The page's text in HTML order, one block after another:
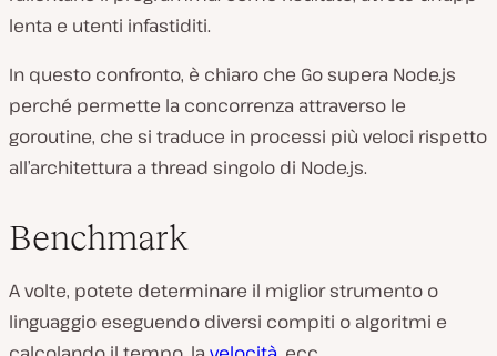
lenta e utenti infastiditi.
In questo confronto, è chiaro che Go supera Node.js
perché permette la concorrenza attraverso le
goroutine, che si traduce in processi più veloci rispetto
all’architettura a thread singolo di Node.js.
Benchmark
A volte, potete determinare il miglior strumento o
linguaggio eseguendo diversi compiti o algoritmi e